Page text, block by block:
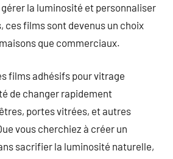
la luminosité et personnaliser
ces films sont devenus un choix
que commerciaux.
films adhésifs pour vitrage
de changer rapidement
portes vitrées, et autres
vous cherchiez à créer un
sacrifier la luminosité naturelle,